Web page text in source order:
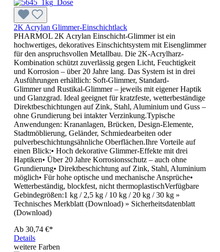
2K Acrylan Glimmer-Einschichtlack
PHARMOL 2K Acrylan Einschicht-Glimmer ist ein
hochwertiges, dekoratives Einschichtsystem mit Eisenglimmer
für den anspruchsvollen Metallbau. Die 2K-Acrylharz-
Kombination schützt zuverlässig gegen Licht, Feuchtigkeit
und Korrosion – über 20 Jahre lang. Das System ist in drei
Ausführungen erhältlich: Soft-Glimmer, Standard-
Glimmer und Rustikal-Glimmer – jeweils mit eigener Haptik
und Glanzgrad. Ideal geeignet für kratzfeste, wetterbeständige
Direktbeschichtungen auf Zink, Stahl, Aluminium und Guss –
ohne Grundierung bei intakter Verzinkung.Typische
Anwendungen: Krananlagen, Brücken, Design-Elemente,
Stadtmöblierung, Geländer, Schmiedearbeiten oder
pulverbeschichtungsähnliche Oberflächen.Ihre Vorteile auf
einen Blick:• Hoch dekorative Glimmer-Effekte mit drei
Haptiken• Über 20 Jahre Korrosionsschutz – auch ohne
Grundierung• Direktbeschichtung auf Zink, Stahl, Aluminium
möglich• Für hohe optische und mechanische Ansprüche•
Wetterbeständig, blockfest, nicht thermoplastischVerfügbare
Gebindegrößen:1 kg / 2,5 kg / 10 kg / 20 kg / 30 kg »
Technisches Merkblatt (Download) » Sicherheitsdatenblatt
(Download)
Ab 30,74 €*
Details
weitere Farben